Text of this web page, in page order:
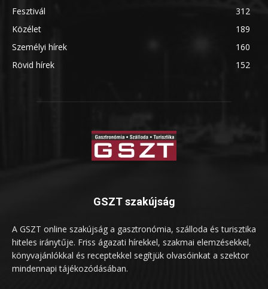
Fesztivál
312
Közélet
189
Személyi hírek
160
Rövid hírek
152
GSZT szakújság
A GSZT online szakújság a gasztronómia, szálloda és turisztika
hiteles iránytűje. Friss ágazati hírekkel, szakmai elemzésekkel,
könyvajánlókkal és receptekkel segítjük olvasóinkat a szektor
mindennapi tájékozódásában.